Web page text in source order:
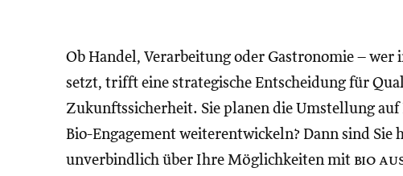
Ob Handel, Verarbeitung oder Gastronomie – wer
setzt, trifft eine strategische Entscheidung für
Zukunftssicherheit. Sie planen die Umstellung
Bio-Engagement weiterentwickeln? Dann sind
unverbindlich über Ihre Möglichkeiten mit bio